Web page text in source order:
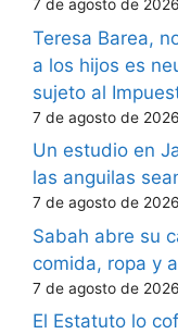
7 de agosto de
Teresa Barea,
a los hijos es
sujeto al
7 de agosto de
Un estudio en
las anguilas
7 de agosto de
Sabah abre su
comida, ropa y
7 de agosto de
El Estatuto lo